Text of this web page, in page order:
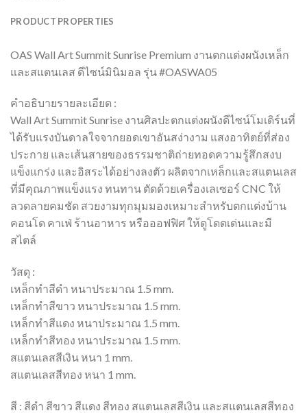
PRODUCT PROPERTIES
OAS Wall Art Summit Sunrise Premium งานตกแต่งผนังเหล็ก
และสแตนเลส ดีไซน์มินิมอล รุ่น #OASWA05
คำอธิบายรายละเอียด :
Wall Art Summit Sunrise งานศิลปะตกแต่งผนังดีไซน์โมเดิร์นที่
ได้รับแรงบันดาลใจจากยอดเขาอันสง่างาม แสงอาทิตย์ที่ส่อง
ประกาย และเส้นสายของธรรมชาติถ่ายทอดความรู้สึกสงบ
แข็งแกร่ง และอิสระได้อย่างลงตัว ผลิตจากเหล็กและสแตนเลส
ที่มีคุณภาพแข็งแรง ทนทาน ตัดด้วยเครื่องเลเซอร์ CNC ให้
ลวดลายคมชัด สวยงามทุกมุมมองเหมาะสำหรับตกแต่งบ้าน
คอนโด คาเฟ่ ร้านอาหาร หรือออฟฟิศ ให้ดูโดดเด่นและมี
สไตล์
วัสดุ :
เหล็กทำสีดำ หนาประมาณ 1.5 mm.
เหล็กทำสีขาว หนาประมาณ 1.5 mm.
เหล็กทำสีแดง หนาประมาณ 1.5 mm.
เหล็กทำสีทอง หนาประมาณ 1.5 mm.
สแตนเลสสีเงิน หนา 1 mm.
สแตนเลสสีทอง หนา 1 mm.
สี : สีดำ สีขาว สีแดง สีทอง สแตนเลสสีเงิน และสแตนเลสสีทอง